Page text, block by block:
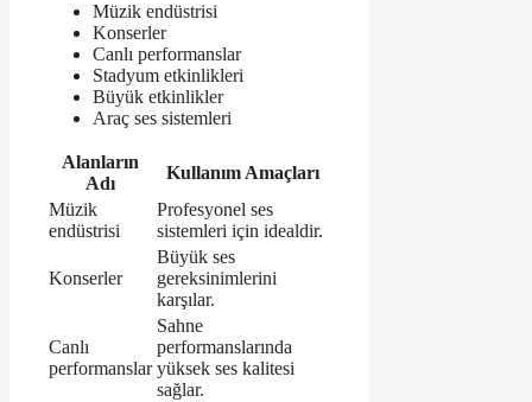
Müzik endüstrisi
Konserler
Canlı performanslar
Stadyum etkinlikleri
Büyük etkinlikler
Araç ses sistemleri
Alanların
Adı
Kullanım Amaçları
Müzik
endüstrisi
Profesyonel ses
sistemleri için idealdir.
Konserler
Büyük ses
gereksinimlerini
karşılar.
Canlı
performanslar
Sahne
performanslarında
yüksek ses kalitesi
sağlar.